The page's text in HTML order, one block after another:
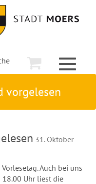
Toggle
vorgelesen
31. Oktober
Auch bei uns
18.00 Uhr liest die